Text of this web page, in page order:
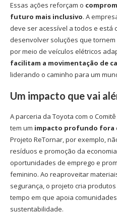
Essas ações reforçam o
futuro mais inclusivo. A
deve ser acessível a todos e
desenvolver soluções que
por meio de veículos elétricos
facilitam a movimentação de
liderando o caminho para um
Um impacto que vai
A parceria da Toyota com o
tem um impacto profundo fora
Projeto ReTornar, por exemplo,
resíduos e promoção da
oportunidades de emprego e
feminino. Ao reaproveitar
segurança, o projeto cria
tempo em que apoia
sustentabilidade.